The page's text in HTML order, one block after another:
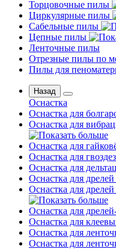
Торцовочные пилы
Циркулярные пилы
Сабельные пилы
Цепные пилы
Ленточные пилы
Отрезные пилы по
Пилы для
Назад
Оснастка
Оснастка для
Оснастка для
Оснастка для
Оснастка для
Оснастка для
Оснастка для дрелей
Оснастка для
Оснастка для
Оснастка для
Оснастка для
Оснастка для